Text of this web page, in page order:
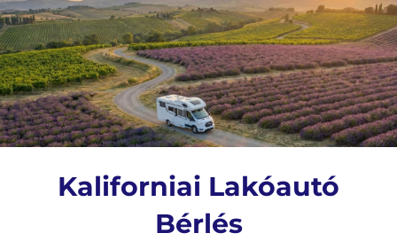
Kaliforniai Lakóautó
Bérlés